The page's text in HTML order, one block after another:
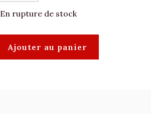
En rupture de stock
Ajouter au panier